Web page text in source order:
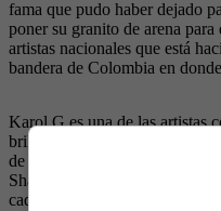
fama que pudo haber dejado
poner su granito de arena
artistas nacionales que está
bandera de Colombia en
Karol G es una de las artistas
brillando en el escenario
de sus más grandes sueños,
Shakira, quien también ha
cada uno de los escenarios en